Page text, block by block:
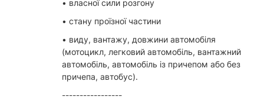
• власної сили розгону
• стану проїзної частини
• виду, вантажу, довжини автомобіля
(мотоцикл, легковий автомобіль, вантажний
автомобіль, автомобіль із причепом або без
причепа, автобус).
-----------------